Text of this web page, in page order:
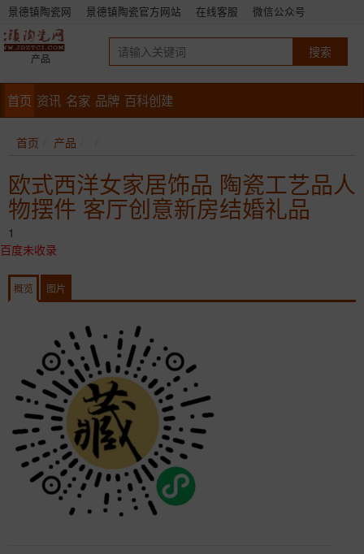
景德镇陶瓷网 景德镇陶瓷官方网站 在线客服 微信公众号
产品
首页 资讯 名家 品牌 百科创建
首页 产品
欧式西洋女家居饰品 陶瓷工艺品人
物摆件 客厅创意新房结婚礼品
1
百度未收录
概览 图片